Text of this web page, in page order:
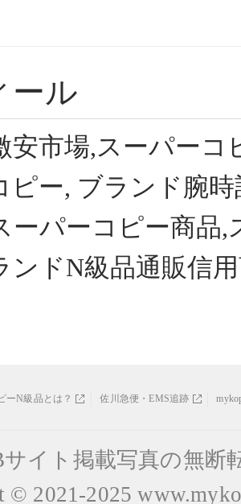
ール
安市場,スーパー
ピー, ブランド腕
ーパーコピー商品
ンドN級品通販信
ーN級品とは？ 佐川急便・EMS追跡
イト掲載写真の無断
© 2021-2025